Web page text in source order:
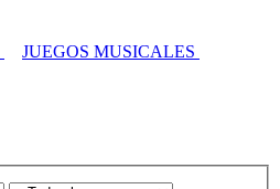
JUEGOS MUSICALES